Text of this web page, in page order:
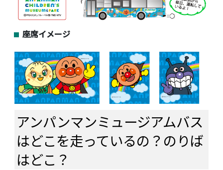
座席イメージ
アンパンマンミュージアムバス
はどこを走っているの？のりば
はどこ？